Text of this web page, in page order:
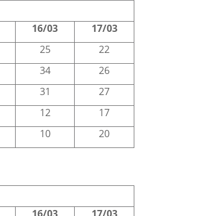
16/03
17/03
25
22
34
26
31
27
12
17
10 20